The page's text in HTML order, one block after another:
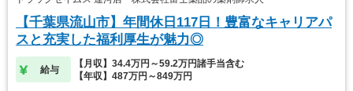
【千葉県流山市】年間休日117日！豊富なキャリアパ
スと充実した福利厚生が魅力◎
給与
【月収】34.4万円～59.2万円諸手当含む
【年収】487万円～849万円